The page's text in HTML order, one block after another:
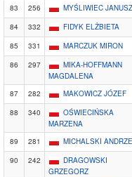
83 256 MYŚLIWIEC JANUSZ
84
332 FIDYK ELŻBIETA
85
331 MARCZUK MIRON
86
297
MIKA-HOFFMANN
MAGDALENA
87 282 MAKOWICZ JÓZEF
88
340
OŚWIECIŃSKA
MARZENA
89 281 MICHALSKI
90
242
DRAGOWSKI
GRZEGORZ